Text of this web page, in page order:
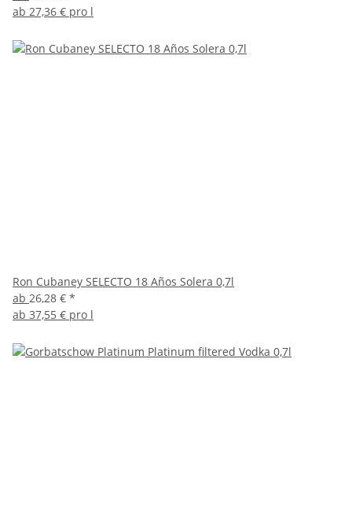
ab 27,36 € pro l
Ron Cubaney SELECTO 18 Años Solera 0,7l
ab 26,28 € *
ab 37,55 € pro l